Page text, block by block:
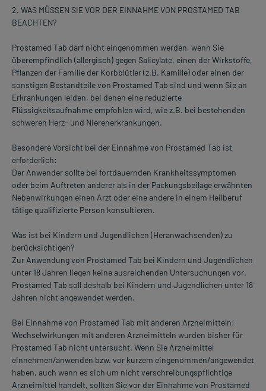
2. WAS MÜSSEN SIE VOR DER EINNAHME VON PROSTAMED TAB
BEACHTEN?
Prostamed Tab darf nicht eingenommen werden, wenn Sie
überempfindlich (allergisch) gegen Salicylate, einen der Wirkstoffe,
Pflanzen der Familie der Korbblütler (z.B. Kamille) oder einen der
sonstigen Bestandteile von Prostamed Tab sind und wenn Sie an
Erkrankungen leiden, bei denen eine reduzierte
Flüssigkeitsaufnahme empfohlen wird, wie z.B. bei bestehenden
schweren Herz- und Nierenerkrankungen.
Besondere Vorsicht bei der Einnahme von Prostamed Tab ist
erforderlich:
Der Anwender sollte bei fortdauernden Krankheitssymptomen
oder beim Auftreten anderer als in der Packungsbeilage erwähnten
Nebenwirkungen einen Arzt oder eine andere in einem Heilberuf
tätige qualifizierte Person konsultieren.
Was ist bei Kindern und Jugendlichen (Heranwachsenden) zu
berücksichtigen?
Zur Anwendung von Prostamed Tab bei Kindern und Jugendlichen
unter 18 Jahren liegen keine ausreichenden Untersuchungen vor.
Prostamed Tab soll deshalb bei Kindern und Jugendlichen unter 18
Jahren nicht angewendet werden.
Bei Einnahme von Prostamed Tab mit anderen Arzneimitteln:
Wechselwirkungen mit anderen Arzneimitteln wurden bisher für
Prostamed Tab nicht untersucht. Wenn Sie Arzneimittel
einnehmen/anwenden bzw. vor kurzem eingenommen/angewendet
haben, auch wenn es sich um nicht verschreibungspflichtige
Arzneimittel handelt, sollten Sie vor der Einnahme von Prostamed